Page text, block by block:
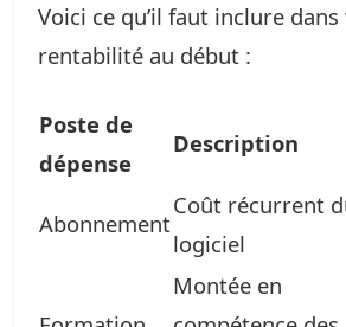
Voici ce qu’il faut inclure
rentabilité au début :
Poste de
dépense
Description
Abonnement
Coût récurrent
logiciel
Montée en